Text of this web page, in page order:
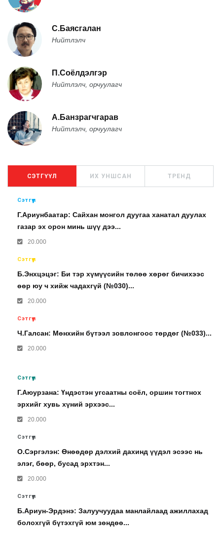
С.Баясгалан
Нийтлэлч
П.Соёлдэлгэр
Нийтлэлч, орчуулагч
А.Банзрагчгарав
Нийтлэлч, орчуулагч
СЭТГҮҮЛ ИХ УНШСАН ТРЕНД
Сэтгүүл
Г.Ариунбаатар: Сайхан монгол дуугаа ханатал дуулах
газар эх орон минь шүү дээ...
20.000
Сэтгүүл
Б.Энхцэцэг: Би тэр хүмүүсийн төлөө хөрөг бичихээс
өөр юу ч хийж чадахгүй (№030)...
20.000
Сэтгүүл
Ч.Галсан: Мөнхийн бүтээл зовлонгоос төрдөг (№033)...
20.000
Сэтгүүл
Г.Аюурзана: Үндэстэн угсаатны соёл, оршин тогтнох
эрхийг хувь хүний эрхээс...
20.000
Сэтгүүл
О.Сэргэлэн: Өнөөдөр дэлхий дахинд үүдэл эсээс нь
элэг, бөөр, бусад эрхтэн...
20.000
Сэтгүүл
Б.Ариун-Эрдэнэ: Залуучуудаа манлайлаад ажиллахад
болохгүй бүтэхгүй юм зөндөө...